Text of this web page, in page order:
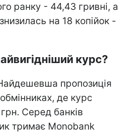
ранку - 44,43 гривні, а
на 18 копійок -
курс?
пропозиція
обмінниках, де курс
Серед банків
тримає Monobank